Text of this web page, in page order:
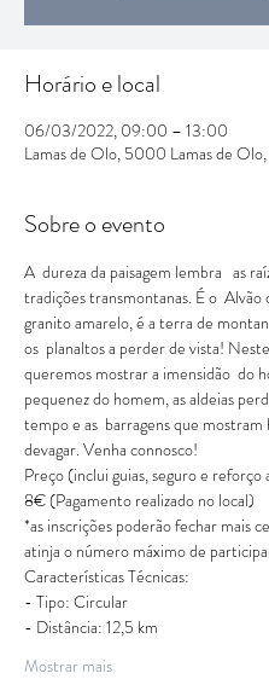
Horário e local
06/03/2022, 09:00 – 13:00
Lamas de Olo, 5000 Lamas de
Sobre o evento
A  dureza da paisagem lembra   as
tradições transmontanas. É o  Alvão
granito amarelo, é a terra de
os  planaltos a perder de vista!
queremos mostrar a imensidão  do
pequenez do homem, as aldeias
tempo e as  barragens que
devagar. Venha connosco!
Preço (inclui guias, seguro e
8€ (Pagamento realizado no local)
*as inscrições poderão fechar mais
atinja o número máximo de
Características Técnicas:
- Tipo: Circular
- Distância: 12,5 km
Mostrar mais